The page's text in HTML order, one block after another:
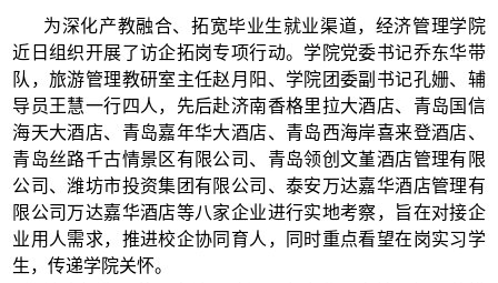
为深化产教融合、拓宽毕业生就业渠道，经济管理学院
近日组织开展了访企拓岗专项行动。学院党委书记乔东华带
队，旅游管理教研室主任赵月阳、学院团委副书记孔姗、辅
导员王慧一行四人，先后赴济南香格里拉大酒店、青岛国信
海天大酒店、青岛嘉年华大酒店、青岛西海岸喜来登酒店、
青岛丝路千古情景区有限公司、青岛领创文堇酒店管理有限
公司、潍坊市投资集团有限公司、泰安万达嘉华酒店管理有
限公司万达嘉华酒店等八家企业进行实地考察，旨在对接企
业用人需求，推进校企协同育人，同时重点看望在岗实习学
生，传递学院关怀。